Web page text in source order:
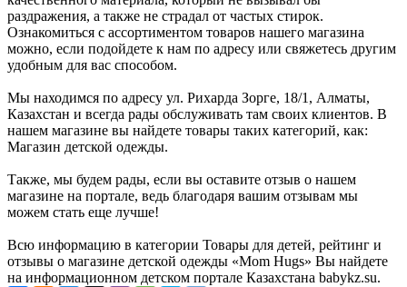
раздражения, а также не страдал от частых стирок.
Ознакомиться с ассортиментом товаров нашего магазина
можно, если подойдете к нам по адресу или свяжетесь другим
удобным для вас способом.
Мы находимся по адресу ул. Рихарда Зорге, 18/1, Алматы,
Казахстан и всегда рады обслуживать там своих клиентов. В
нашем магазине вы найдете товары таких категорий, как:
Магазин детской одежды.
Также, мы будем рады, если вы оставите отзыв о нашем
магазине на портале, ведь благодаря вашим отзывам мы
можем стать еще лучше!
Всю информацию в категории Товары для детей, рейтинг и
отзывы о магазине детской одежды «Mom Hugs» Вы найдете
на информационном детском портале Казахстана babykz.su.